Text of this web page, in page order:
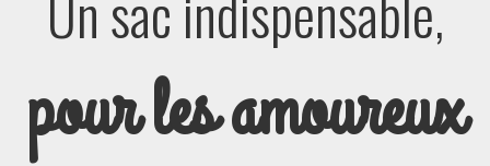
pour les amoureux